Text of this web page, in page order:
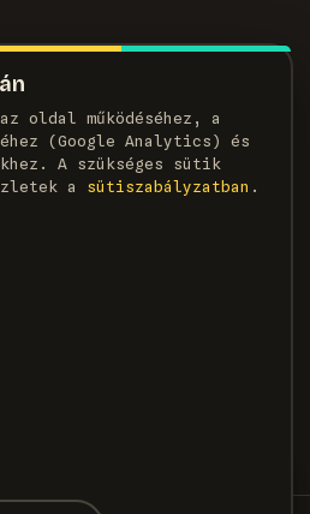
oldal működéséhez, a
(Google Analytics) és
A szükséges sütik
a
süti­szabályzatban .
szerint a GTA 6 még